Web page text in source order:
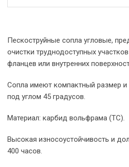
Пескоструйные сопла угловые,
очистки труднодоступных
фланцев или внутренних
Сопла имеют компактный размер и
под углом 45 градусов.
Материал: карбид вольфрама (TC).
Высокая износоустойчивость и
400 часов.